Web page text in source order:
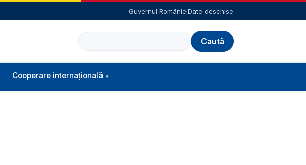
Guvernul RomânieiDate deschise
Caută
Cooperare internațională